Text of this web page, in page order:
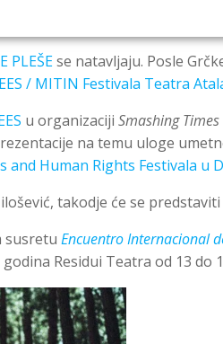
PLEŠEse natavljaju. Posle
/ MITIN Festivala Teatra
u organizaciji Smashing
na temu uloge
and Human Rights Festivala u
takodje će se
susretu Encuentro Internacional
Residui Teatra od 13 do